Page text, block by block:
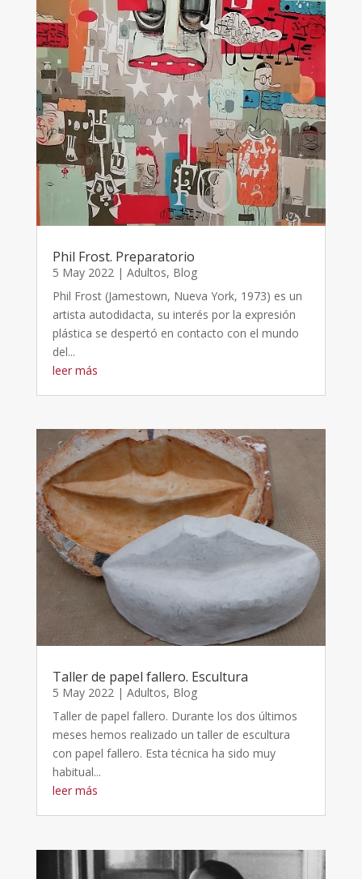
Phil Frost. Preparatorio
5 May 2022| Adultos, Blog
Phil Frost (Jamestown, Nueva York, 1973) es un
artista autodidacta, su interés por la expresión
plástica se despertó en contacto con el mundo
del...
leer más
Taller de papel fallero. Escultura
5 May 2022| Adultos, Blog
Taller de papel fallero. Durante los dos últimos
meses hemos realizado un taller de escultura
con papel fallero. Esta técnica ha sido muy
habitual...
leer más